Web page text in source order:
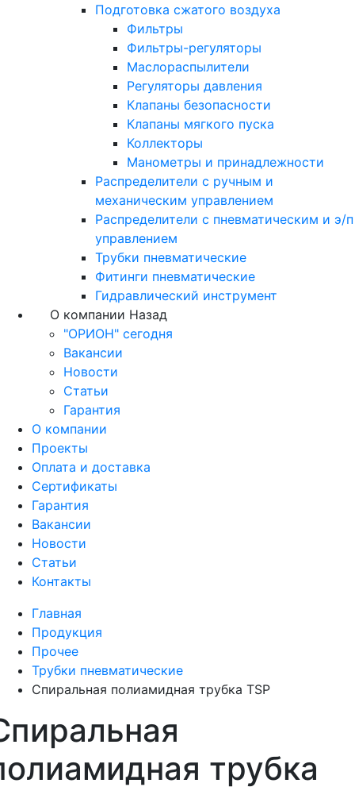
Подготовка сжатого воздуха
Фильтры
Фильтры-регуляторы
Маслораспылители
Регуляторы давления
Клапаны безопасности
Клапаны мягкого пуска
Коллекторы
Манометры и принадлежности
Распределители с ручным и
механическим управлением
Распределители с пневматическим и э/п
управлением
Трубки пневматические
Фитинги пневматические
Гидравлический инструмент
О компании Назад
"ОРИОН" сегодня
Вакансии
Новости
Статьи
Гарантия
О компании
Проекты
Оплата и доставка
Сертификаты
Гарантия
Вакансии
Новости
Статьи
Контакты
Главная
Продукция
Прочее
Трубки пневматические
Спиральная полиамидная трубка TSP
трубка